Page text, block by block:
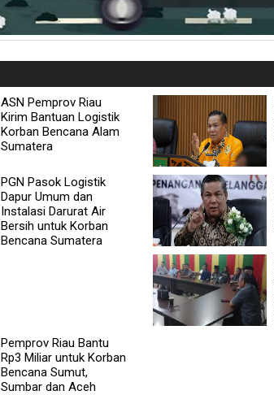
ASN Pemprov Riau
Kirim Bantuan Logistik
Korban Bencana Alam
Sumatera
PGN Pasok Logistik
Dapur Umum dan
Instalasi Darurat Air
Bersih untuk Korban
Bencana Sumatera
Pemprov Riau Bantu
Rp3 Miliar untuk Korban
Bencana Sumut,
Sumbar dan Aceh